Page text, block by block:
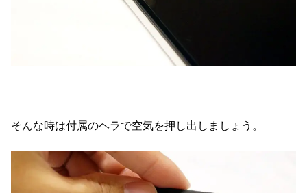
そんな時は付属のヘラで空気を押し出しましょう。